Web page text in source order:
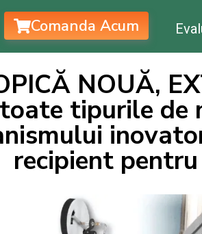
Comanda Acum
NOUĂ,
tipurile de
recipient